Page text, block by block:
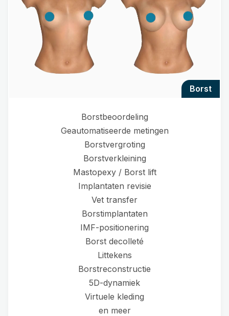
borst
Borstbeoordeling
Geautomatiseerde metingen
Borstvergroting
Borstverkleining
Mastopexy / Borst lift
Implantaten revisie
Vet transfer
Borstimplantaten
IMF-positionering
Borst decolleté
Littekens
Borstreconstructie
5D-dynamiek
Virtuele kleding
en meer